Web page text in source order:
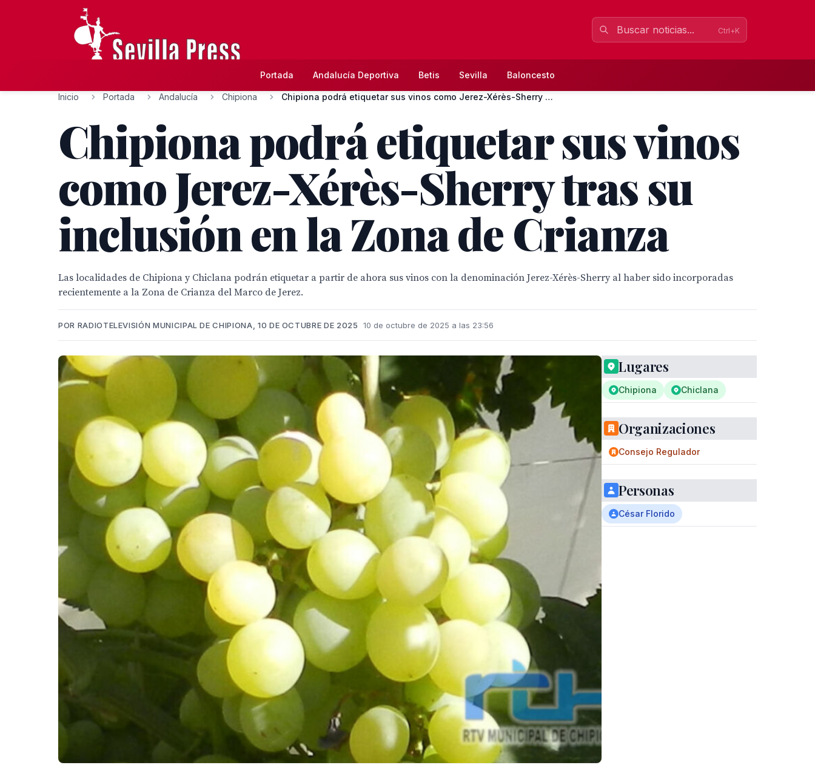
Ctrl+K
Portada Andalucía Deportiva Betis Sevilla Baloncesto
Inicio Portada Andalucía Chipiona Chipiona podrá etiquetar sus vinos como Jerez-Xérès-Sherry t...
Chipiona podrá etiquetar sus vinos
como Jerez-Xérès-Sherry tras su
inclusión en la Zona de Crianza
Las localidades de Chipiona y Chiclana podrán etiquetar a partir de ahora sus vinos con la denominación Jerez-Xérès-Sherry al haber sido incorporadas
recientemente a la Zona de Crianza del Marco de Jerez.
POR RADIOTELEVISIÓN MUNICIPAL DE CHIPIONA, 10 DE OCTUBRE DE 2025 10 de octubre de 2025 a las 23:56
Lugares
Chipiona Chiclana
Organizaciones
Consejo Regulador
Personas
César Florido